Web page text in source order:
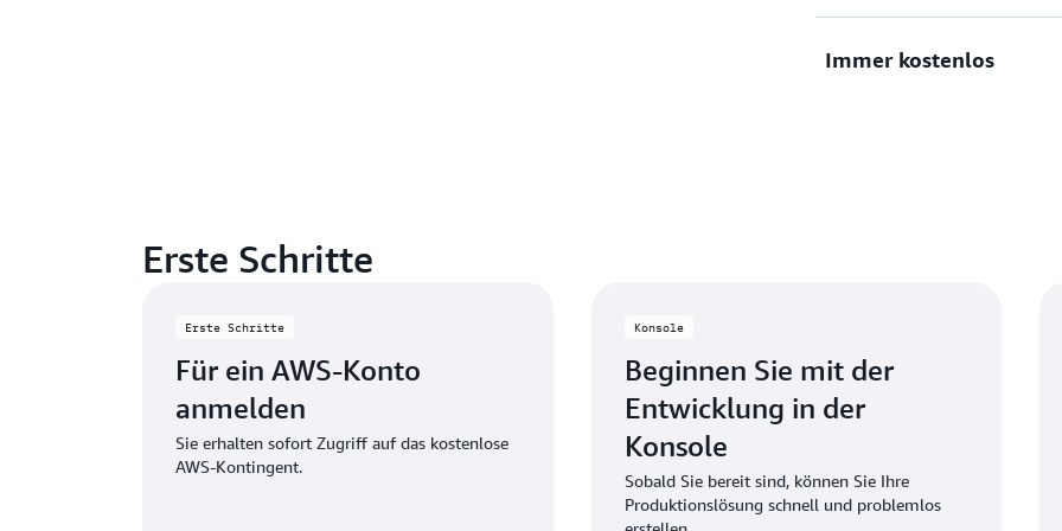
Lösungen mit Zuversicht.
Erleben Sie ausgewählte
Immer kostenlos
Erste Schritte
Erste Schritte
Für ein AWS-Konto
anmelden
Sie erhalten sofort Zugriff auf das kostenlose
AWS-Kontingent.
Konsole
Beginnen Sie mit der
Entwicklung in der
Konsole
Sobald Sie bereit sind, können Sie Ihre
Produktionslösung schnell und problemlos